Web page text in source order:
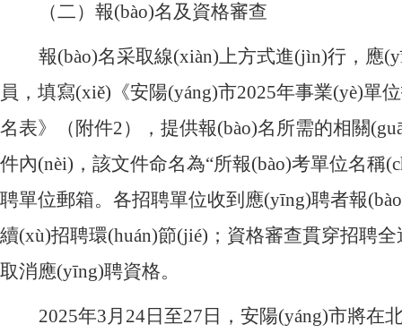
（二）報(bào)名及資格審查
報(bào)名采取線(xiàn)上方式進(jìn)行
員，填寫(xiě)《安陽(yáng)市2025年事業(yè)單
名表》（附件2），提供報(bào)名所需的相關
件內(nèi)，該文件命名為“所報(bào)考單位名
聘單位郵箱。各招聘單位收到應(yīng)聘者
續(xù)招聘環(huán)節(jié)；資格審查貫穿招聘
取消應(yīng)聘資格。
2025年3月24日至27日，安陽(yáng)市